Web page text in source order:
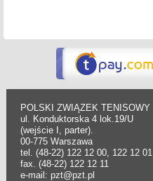
POLSKI ZWIĄZEK TENISOWY
ul. Konduktorska 4 lok.19/U
(wejście I, parter).
00-775 Warszawa
tel. (48-22) 122 12 00, 122 12 01
fax. (48-22) 122 12 11
e-mail: pzt@pzt.pl